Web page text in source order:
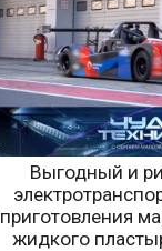
Выгодный и
приготовления
жидкого